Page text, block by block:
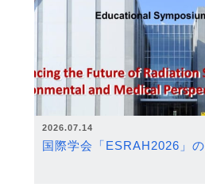
2026.07.14
国際学会「ESRAH2026」